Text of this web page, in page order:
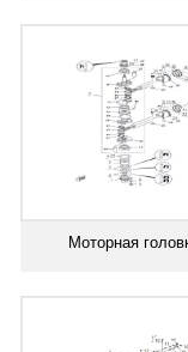
Моторная